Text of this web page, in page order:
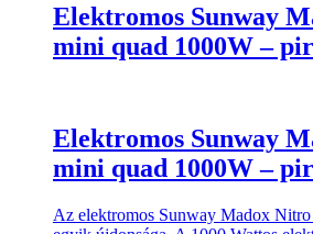
Elektromos Sunway
mini quad 1000W –
Elektromos Sunway
mini quad 1000W –
Az elektromos Sunway Madox